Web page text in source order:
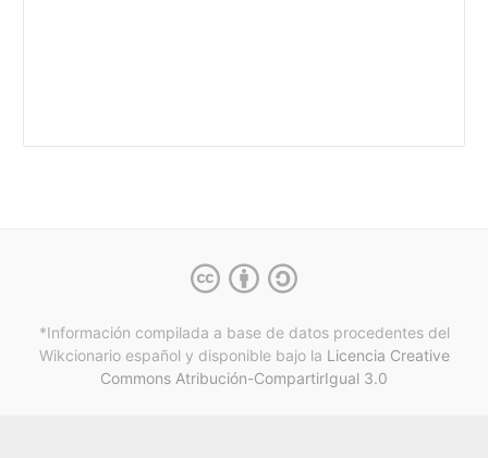
*Información compilada a base de datos procedentes del
Wikcionario español y disponible bajo la Licencia Creative
Commons Atribución-CompartirIgual 3.0